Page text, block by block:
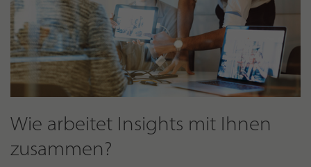
Wie arbeitet Insights mit Ihnen
zusammen?